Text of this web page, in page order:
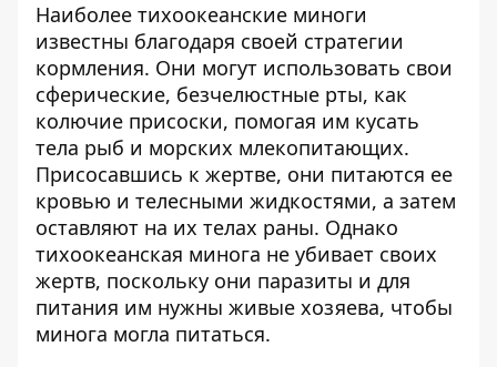
Наиболее тихоокеанские миноги
известны благодаря своей стратегии
кормления. Они могут использовать свои
сферические, безчелюстные рты, как
колючие присоски, помогая им кусать
тела рыб и морских млекопитающих.
Присосавшись к жертве, они питаются ее
кровью и телесными жидкостями, а затем
оставляют на их телах раны. Однако
тихоокеанская минога не убивает своих
жертв, поскольку они паразиты и для
питания им нужны живые хозяева, чтобы
минога могла питаться.